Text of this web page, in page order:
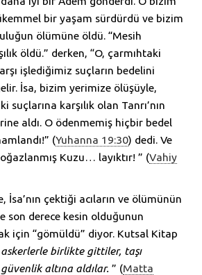
bir yaşam sürdürdü ve bizim
ölümüne öldü. “Mesih
öldü.” derken, “O, çarmıhtaki
işlediğimiz suçların bedelini
İsa, bizim yerimize ölüşüyle,
suçlarına karşılık olan Tanrı’nın
aldı. O ödenmemiş hiçbir bedel
(Yuhanna 19:30) dedi. Ve
Kuzu… layıktır! ” (Vahiy
İsa’nın çektiği acıların ve ölümünün
son derece kesin olduğunun
için “gömüldü” diyor. Kutsal Kitap
birlikte gittiler, taşı
altına aldılar. ” (Matta